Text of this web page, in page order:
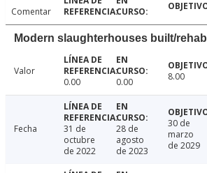
Comentar
Modern slaughterhouses built/
Valor
0.00
0.00 8.00
Fecha
31 de
octubre
de 2022
28 de
agosto
de 2023
30 de
marzo
de 2029